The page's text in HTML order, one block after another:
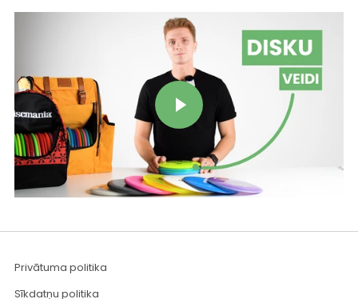
Atskaņot video
Privātuma politika
Sīkdatņu politika